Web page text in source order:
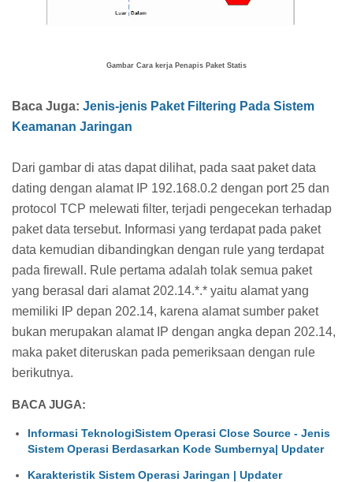
Gambar Cara kerja Penapis Paket Statis
Baca Juga: Jenis-jenis Paket Filtering Pada Sistem
Keamanan Jaringan
Dari gambar di atas dapat dilihat, pada saat paket data
dating dengan alamat IP 192.168.0.2 dengan port 25 dan
protocol TCP melewati filter, terjadi pengecekan terhadap
paket data tersebut. Informasi yang terdapat pada paket
data kemudian dibandingkan dengan rule yang terdapat
pada firewall. Rule pertama adalah tolak semua paket
yang berasal dari alamat 202.14.*.* yaitu alamat yang
memiliki IP depan 202.14, karena alamat sumber paket
bukan merupakan alamat IP dengan angka depan 202.14,
maka paket diteruskan pada pemeriksaan dengan rule
berikutnya.
BACA JUGA:
Informasi TeknologiSistem Operasi Close Source - Jenis
Sistem Operasi Berdasarkan Kode Sumbernya| Updater
Karakteristik Sistem Operasi Jaringan | Updater